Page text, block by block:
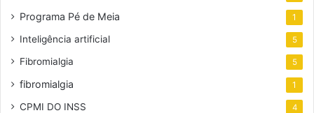
Programa Pé de Meia 1
Inteligência artificial 5
Fibromialgia 5
fibromialgia 1
CPMI DO INSS 4